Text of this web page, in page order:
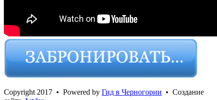
Сopyright 2017 • Powered by Гид в Черногории • Создание